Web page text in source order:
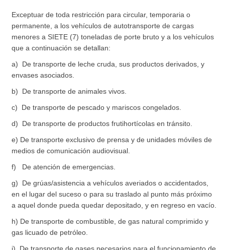
Exceptuar de toda restricción para circular, temporaria o
permanente, a los vehículos de autotransporte de cargas
menores a SIETE (7) toneladas de porte bruto y a los vehículos
que a continuación se detallan:
a) De transporte de leche cruda, sus productos derivados, y
envases asociados.
b) De transporte de animales vivos.
c) De transporte de pescado y mariscos congelados.
d) De transporte de productos frutihortícolas en tránsito.
e) De transporte exclusivo de prensa y de unidades móviles de
medios de comunicación audiovisual.
f) De atención de emergencias.
g) De grúas/asistencia a vehículos averiados o accidentados,
en el lugar del suceso o para su traslado al punto más próximo
a aquel donde pueda quedar depositado, y en regreso en vacío.
h) De transporte de combustible, de gas natural comprimido y
gas licuado de petróleo.